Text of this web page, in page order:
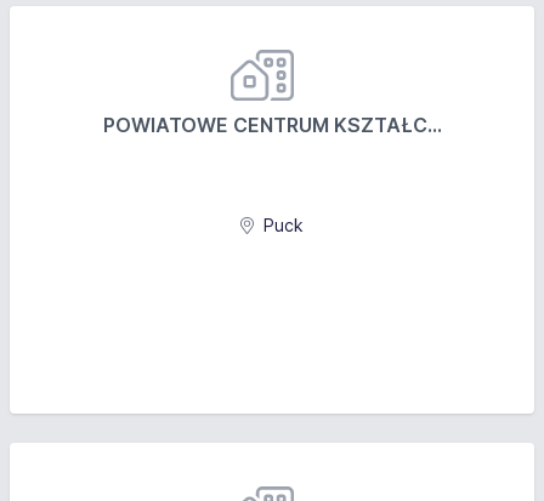
POWIATOWE CENTRUM KSZTAŁC...
Puck